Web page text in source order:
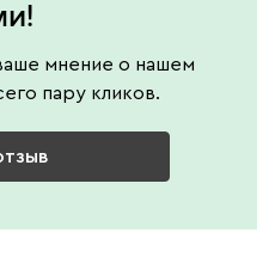
мнение о нашем
пару кликов.